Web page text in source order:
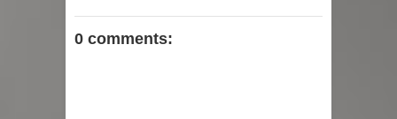
0 comments: